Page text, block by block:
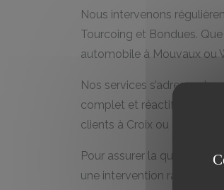
Nous intervenons
Tourcoing et Bondues.
automobile à Mouvaux ou
Nos services s’adressent
complet et réactif. Nous
clients à Croix ou Marcq-
Pour assurer la qualité de
une intervention rapide.